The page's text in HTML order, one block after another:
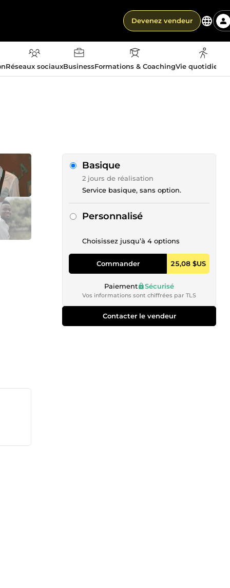
Devenez vendeur
Réseaux sociauxBusinessFormations & CoachingVie
Basique
2 jours de réalisation
Service basique, sans option.
Personnalisé
Choisissez jusqu’à 4 options
Commander 25,08 $US
Paiement Sécurisé
Vos informations sont chiffrées par TLS
Contacter le vendeur